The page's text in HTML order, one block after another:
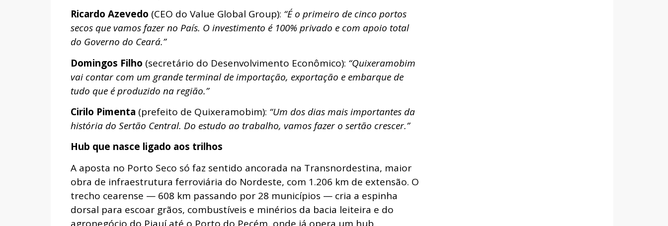
Ricardo Azevedo (CEO do Value Global Group): “É o primeiro de cinco portos
secos que vamos fazer no País. O investimento é 100% privado e com apoio total
do Governo do Ceará.”
Domingos Filho (secretário do Desenvolvimento Econômico): “Quixeramobim
vai contar com um grande terminal de importação, exportação e embarque de
tudo que é produzido na região.”
Cirilo Pimenta (prefeito de Quixeramobim): “Um dos dias mais importantes da
história do Sertão Central. Do estudo ao trabalho, vamos fazer o sertão crescer.”
Hub que nasce ligado aos trilhos
A aposta no Porto Seco só faz sentido ancorada na Transnordestina, maior
obra de infraestrutura ferroviária do Nordeste, com 1.206 km de extensão. O
trecho cearense — 608 km passando por 28 municípios — cria a espinha
dorsal para escoar grãos, combustíveis e minérios da bacia leiteira e do
agronegócio do Piauí até o Porto do Pecém, onde já opera um hub